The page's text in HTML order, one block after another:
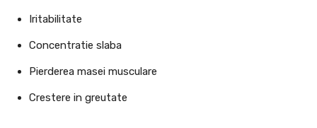
Iritabilitate
Concentratie slaba
Pierderea masei musculare
Crestere in greutate